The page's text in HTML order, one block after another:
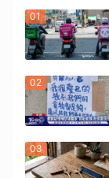
01
02
03